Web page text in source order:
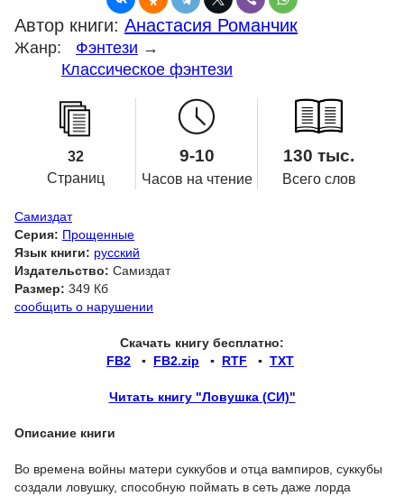
Автор книги: Анастасия Романчик
Жанр: Фэнтези →
Классическое фэнтези
32
Страниц
9-10
Часов на чтение
130 тыс.
Всего слов
Самиздат
Серия: Прощенные
Язык книги: русский
Издательство: Самиздат
Размер: 349 Кб
сообщить о нарушении
Скачать книгу бесплатно:
FB2 ▪ FB2.zip ▪ RTF ▪ TXT
Читать книгу "Ловушка (СИ)"
Описание книги
Во времена войны матери суккубов и отца вампиров, суккубы
создали ловушку, способную поймать в сеть даже лорда